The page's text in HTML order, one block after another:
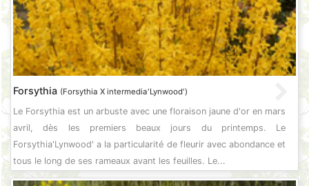
Forsythia (Forsythia X intermedia'Lynwood')
Le Forsythia est un arbuste avec une floraison jaune d'or en mars
avril, dès les premiers beaux jours du printemps. Le
Forsythia'Lynwood' a la particularité de fleurir avec abondance et
tous le long de ses rameaux avant les feuilles. Le...